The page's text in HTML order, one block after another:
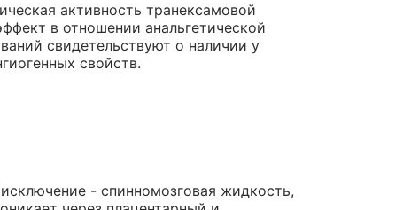
активность транексамовой
в отношении анальгетической
свидетельствуют о наличии у
свойств.
- спинномозговая жидкость,